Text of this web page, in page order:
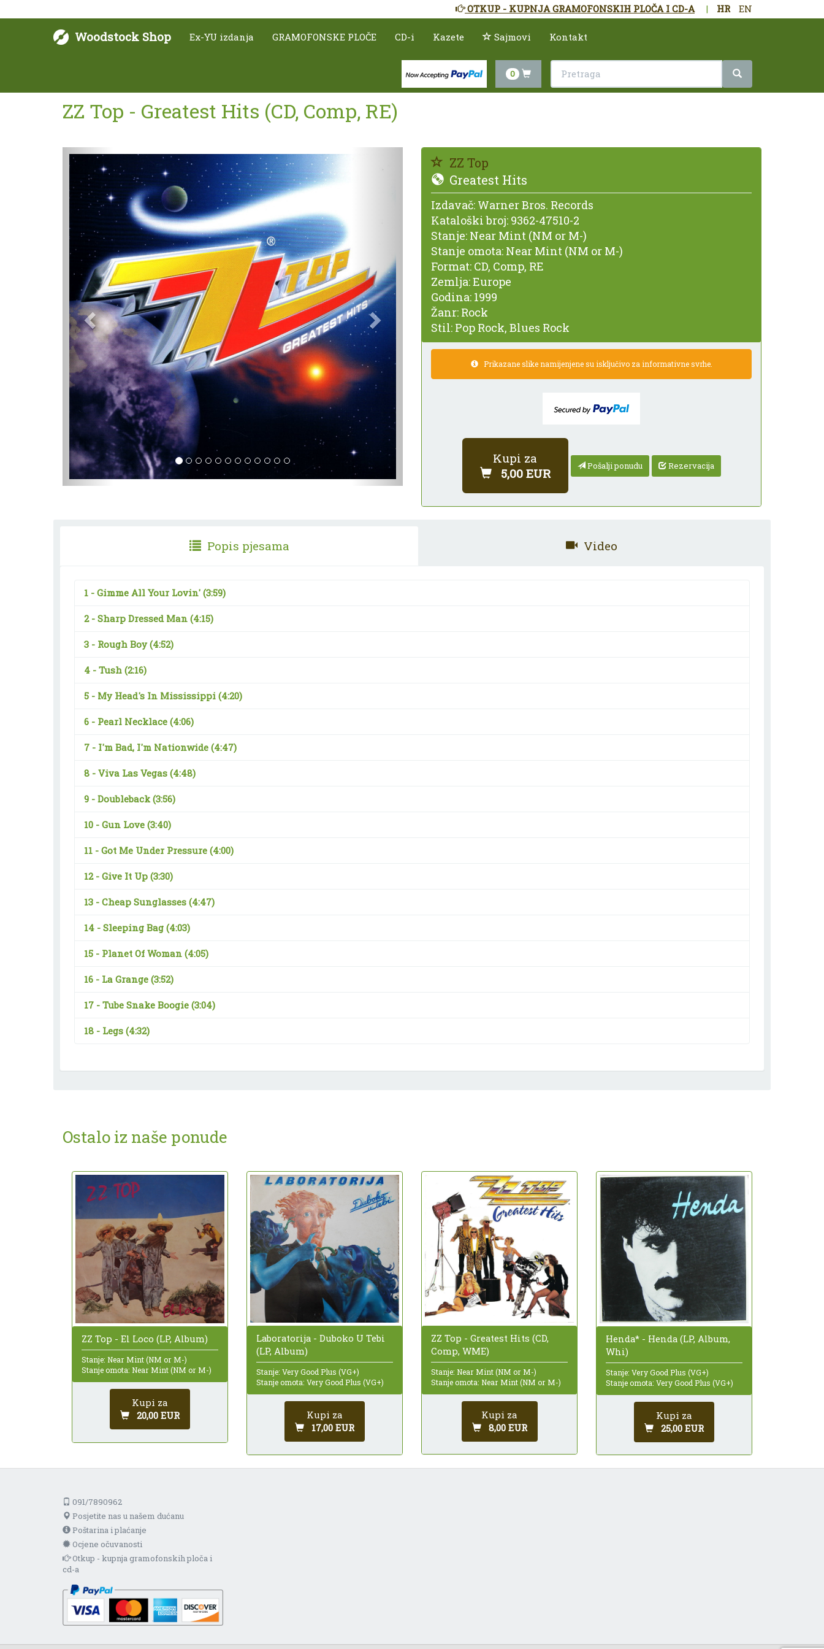
HR EN
|
OTKUP - KUPNJA GRAMOFONSKIH PLOČA I CD-A
Woodstock Shop Ex-YU izdanja GRAMOFONSKE PLOČE CD-i Kazete Sajmovi Kontakt
0
ZZ Top - Greatest Hits (CD, Comp, RE)
Sljedeće Prethodno
ZZ Top
Greatest Hits
Izdavač: Warner Bros. Records
Kataloški broj: 9362-47510-2
Stanje: Near Mint (NM or M-)
Stanje omota: Near Mint (NM or M-)
Format: CD, Comp, RE
Zemlja:Europe
Godina: 1999
Žanr: Rock
Stil: Pop Rock, Blues Rock
Prikazane slike namijenjene su isključivo za informativne svrhe.
Kupi za
5,00 EUR
Pošalji ponudu Rezervacija
Popis pjesama Video
1 - Gimme All Your Lovin' (3:59)
2 - Sharp Dressed Man (4:15)
3 - Rough Boy(4:52)
4 - Tush (2:16)
5 - My Head's In Mississippi (4:20)
6 - Pearl Necklace (4:06)
7 - I'm Bad, I'm Nationwide (4:47)
8 - Viva Las Vegas (4:48)
9 - Doubleback(3:56)
10 - Gun Love (3:40)
11 - Got Me Under Pressure (4:00)
12 - Give It Up (3:30)
13 - Cheap Sunglasses (4:47)
14 - Sleeping Bag (4:03)
15 - Planet Of Woman (4:05)
16 - La Grange (3:52)
17 - Tube Snake Boogie (3:04)
18 - Legs (4:32)
Ostalo iz naše ponude
ZZ Top - El Loco (LP, Album)
Stanje: Near Mint (NM or M-)
Stanje omota: Near Mint (NM or M-)
Kupi za
20,00 EUR
Laboratorija - Duboko U Tebi
(LP, Album)
Stanje: Very Good Plus (VG+)
Stanje omota: Very Good Plus (VG+)
Kupi za
17,00 EUR
ZZ Top - Greatest Hits (CD,
Comp, WME)
Stanje: Near Mint (NM or M-)
Stanje omota: Near Mint (NM or M-)
Kupi za
8,00 EUR
Henda* - Henda (LP, Album,
Whi)
Stanje: Very Good Plus (VG+)
Stanje omota: Very Good Plus (VG+)
Kupi za
25,00 EUR
091/7890962
Posjetite nas u našem dućanu
Poštarina i plaćanje
Ocjene očuvanosti
Otkup - kupnja gramofonskih ploča i
cd-a